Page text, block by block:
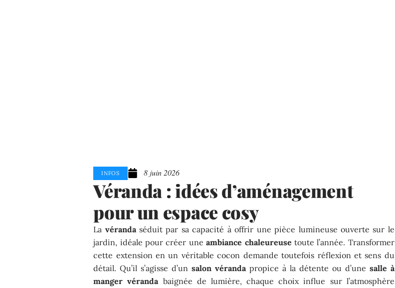
INFOS 8 juin 2026
Véranda : idées d’aménagement
pour un espace cosy
La vérandaséduit par sa capacité à offrir une pièce lumineuse ouverte sur le
jardin, idéale pour créer uneambiance chaleureuse toute l’année. Transformer
cette extension en un véritable cocon demande toutefois réflexion et sens du
détail. Qu’il s’agisse d’unsalon véranda propice à la détente ou d’une salle à
manger véranda baignée de lumière, chaque choix influe sur l’atmosphère